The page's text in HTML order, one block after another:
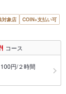
対象店
COIN+支払い可
コース
円/２時間